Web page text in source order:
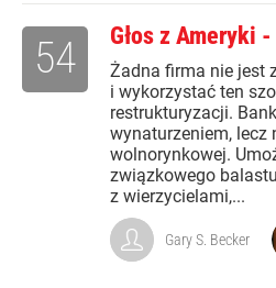
Głos z Ameryki
Żadna firma nie jest
i wykorzystać ten
restrukturyzacji.
wynaturzeniem, lecz
wolnorynkowej.
związkowego
z wierzycielami,...
54
Gary S. Becker